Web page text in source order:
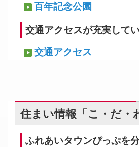
百年記念公園
交通アクセスが充実してい
交通アクセス
住まい情報「こ・だ・
ふれあいタウンぴっぷを